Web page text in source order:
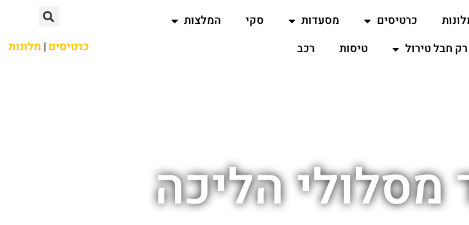
כרטיסים מסעדות סקי
המלצות
חבל טירול
טיסות רכב כרטיסים | מלונות
מסלולי הליכה